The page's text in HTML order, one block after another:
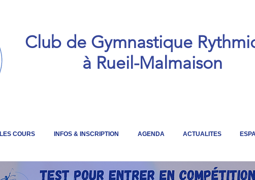
Club de Gymnastique
à Rueil-Malmaison
LES COURS INFOS & INSCRIPTION AGENDA ACTUALITES